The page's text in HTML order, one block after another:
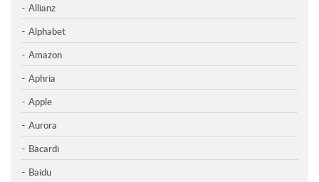
Allianz
Alphabet
Amazon
Aphria
Apple
Aurora
Bacardi
Baidu